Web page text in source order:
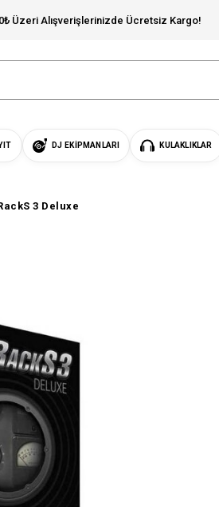
Üzeri Alışverişlerinizde Ücretsiz Kargo!
DJ EKIPMANLARI KULAKLIKLAR
3 Deluxe